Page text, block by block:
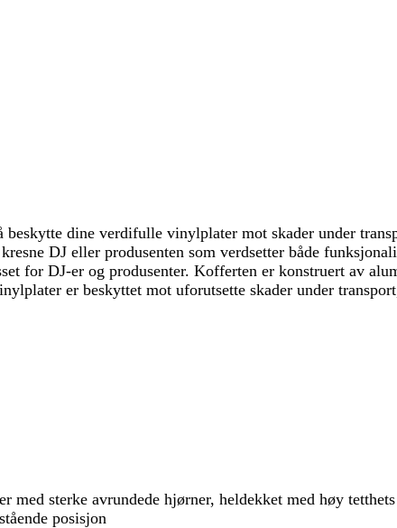
dine verdifulle vinylplater mot skader under
DJ eller produsenten som verdsetter både
for DJ-er og produsenter. Kofferten er konstruert av
er beskyttet mot uforutsette skader under
sterke avrundede hjørner, heldekket med høy
posisjon